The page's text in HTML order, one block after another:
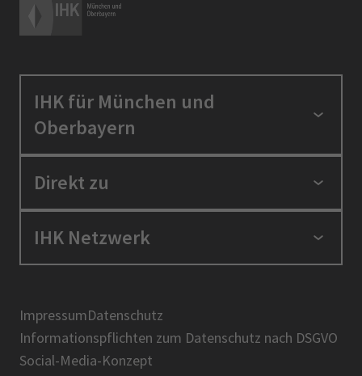
IHK für München und
Oberbayern
Standortpolitik
Berufszugang
Über uns
Direkt zu
Positionen
Presse
IHK-Magazin
IHK Netzwerk
BIHK
DIHK
AHK
ImpressumDatenschutz
Informationspflichten zum Datenschutz nach DSGVO
Social-Media-Konzept